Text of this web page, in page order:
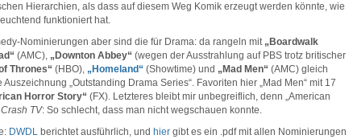
Hierarchien, als dass auf diesem Weg Komik erzeugt werden könnte, wie
funktioniert hat.
Nominierungen aber sind die für Drama: da rangeln mit „Boardwalk
(AMC), „Downton Abbey“ (wegen der Ausstrahlung auf PBS trotz britischer
Thrones“ (HBO), „Homeland“ (Showtime) und „Mad Men“ (AMC) gleich
„Outstanding Drama Series“. Favoriten hier „Mad Men“ mit 17
Horror Story“ (FX). Letzteres bleibt mir unbegreiflich, denn „American
TV: So schlecht, dass man nicht wegschauen konnte.
DWDL berichtet ausführlich, und hier gibt es ein .pdf mit allen Nominierungen